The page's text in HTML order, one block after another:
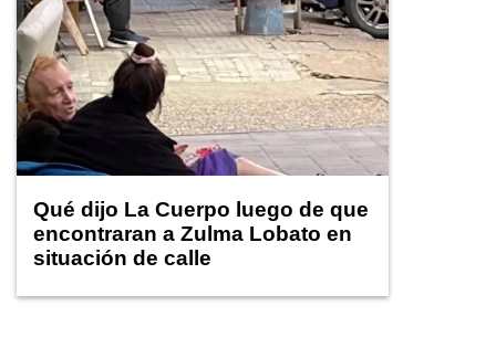
Qué dijo La Cuerpo luego de que
encontraran a Zulma Lobato en
situación de calle